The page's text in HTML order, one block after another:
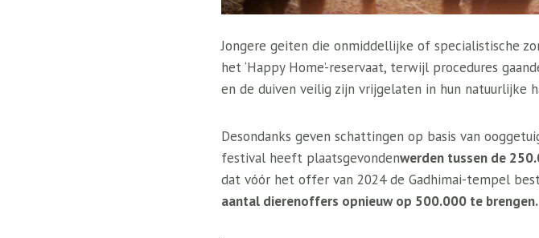
Jongere geiten die onmiddellijke of specialistische
het ‘Happy Home’-reservaat, terwijl procedures
en de duiven veilig zijn vrijgelaten in hun natuurlijke
Desondanks geven schattingen op basis van
festival heeft plaatsgevondenwerden tussen de
dat vóór het offer van 2024 de Gadhimai-tempel
aantal dierenoffers opnieuw op 500.000 te brengen.